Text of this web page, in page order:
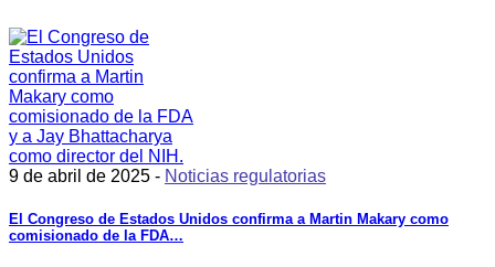
9 de abril de 2025 - Noticias regulatorias
El Congreso de Estados Unidos confirma a Martin Makary como
comisionado de la FDA…